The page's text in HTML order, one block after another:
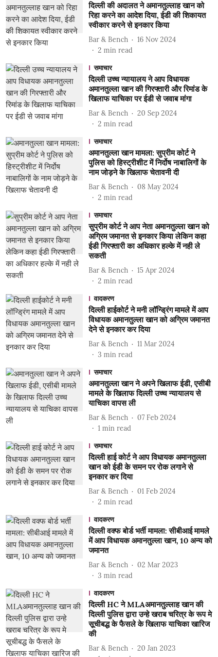
दिल्ली की अदालत ने अमानतुल्लाह खान को
रिहा करने का आदेश दिया, ईडी की शिकायत
स्वीकार करने से इनकार किया
Bar & Bench
16 Nov 2024
2 min read
समाचार
दिल्ली उच्च न्यायालय ने आप विधायक
अमानतुल्ला खान की गिरफ्तारी और रिमांड के
खिलाफ याचिका पर ईडी से जवाब मांगा
Bar & Bench
20 Sep 2024
2 min read
समाचार
अमानतुल्ला खान मामला: सुप्रीम कोर्ट ने
पुलिस को हिस्ट्रीशीट में निर्दोष नाबालिगों के
नाम जोड़ने के खिलाफ चेतावनी दी
Bar & Bench
08 May 2024
2 min read
समाचार
सुप्रीम कोर्ट ने आप नेता अमानतुल्ला खान को
अग्रिम जमानत से इनकार किया लेकिन कहा
ईडी गिरफ्तारी का अधिकार हल्के में नही ले
सकती
Bar & Bench
15 Apr 2024
2 min read
वादकरण
दिल्ली हाईकोर्ट ने मनी लॉन्ड्रिंग मामले में आप
विधायक अमानतुल्ला खान को अग्रिम जमानत
देने से इनकार कर दिया
Bar & Bench
11 Mar 2024
3 min read
समाचार
अमानतुल्ला खान ने अपने खिलाफ ईडी, एसीबी
मामले के खिलाफ दिल्ली उच्च न्यायालय से
याचिका वापस ली
Bar & Bench
07 Feb 2024
1 min read
समाचार
दिल्ली हाई कोर्ट ने आप विधायक अमानतुल्ला
खान को ईडी के समन पर रोक लगाने से
इनकार कर दिया
Bar & Bench
01 Feb 2024
2 min read
वादकरण
दिल्ली वक्फ बोर्ड भर्ती मामला: सीबीआई मामले
में आप विधायक अमानतुल्ला खान, 10 अन्य को
जमानत
Bar & Bench
02 Mar 2023
3 min read
वादकरण
दिल्ली HC ने MLAअमानतुल्लाह खान की
दिल्ली पुलिस द्वारा उन्हे खराब चरित्र के रूप मे
सूचीबद्ध के फैसले के खिलाफ याचिका खारिज
की
Bar & Bench
20 Jan 2023